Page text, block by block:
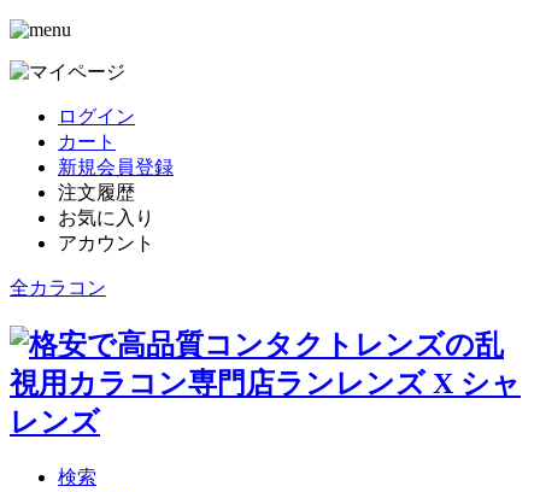
ログイン
カート
新規会員登録
注文履歴
お気に入り
アカウント
全カラコン
検索